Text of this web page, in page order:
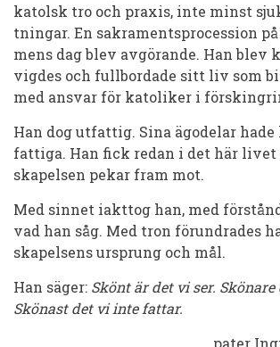
katolsk tro och praxis, inte minst
tningar. En sak­ramentspro­ces­sion
mens dag blev av­gör­ande. Han
vig­des och fullbordade sitt liv som
med an­svar för katoliker i
Han dog utfattig. Si­na ägodelar
fatti­ga. Han fick redan i det här livet
skapelsen pekar fram mot.
Med sinnet iakt­tog han, med
vad han såg. Med tron för­un­drades
skapelsens ursprung och mål.
Han säger: Skönt är det vi ser.
Skönast det vi inte fattar.
pater